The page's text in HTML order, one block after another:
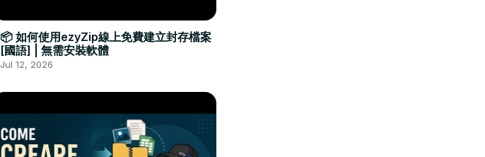
📦 如何使用ezyZip線上免費建立封存檔案
[國語] | 無需安裝軟體
Jul 12, 2026